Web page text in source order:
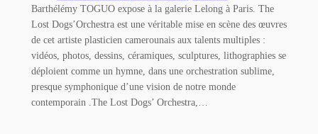
Barthélémy TOGUO expose à la galerie Lelong à Paris. The
Lost Dogs’Orchestra est une véritable mise en scène des œuvres
de cet artiste plasticien camerounais aux talents multiples :
vidéos, photos, dessins, céramiques, sculptures, lithographies se
déploient comme un hymne, dans une orchestration sublime,
presque symphonique d’une vision de notre monde
contemporain .The Lost Dogs’ Orchestra,…